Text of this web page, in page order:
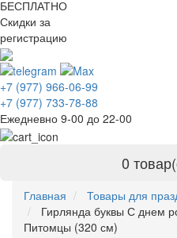
БЕСПЛАТНО
Скидки за
регистрацию
+7 (977) 966-06-99
+7 (977) 733-78-88
Ежедневно 9-00 до 22-00
0
Главная Товары для
Гирлянда буквы С днем
Питомцы (320 см)